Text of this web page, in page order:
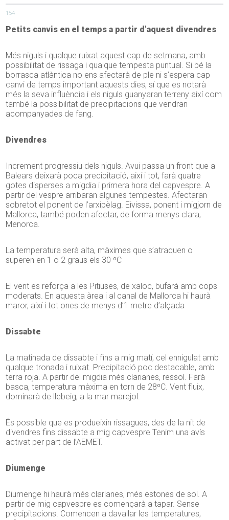
154
Petits canvis en el temps a partir d’aquest divendres
Més niguls i qualque ruixat aquest cap de setmana, amb
possibilitat de rissaga i qualque tempesta puntual. Si bé la
borrasca atlàntica no ens afectarà de ple ni s’espera cap
canvi de temps important aquests dies, sí que es notarà
més la seva influència i els niguls guanyaran terreny així com
també la possibilitat de precipitacions que vendran
acompanyades de fang.
Divendres
Increment progressiu dels niguls. Avui passa un front que a
Balears deixarà poca precipitació, així i tot, farà quatre
gotes disperses a migdia i primera hora del capvespre. A
partir del vespre arribaran algunes tempestes. Afectaran
sobretot el ponent de l’arxipèlag. Eivissa, ponent i migjorn de
Mallorca, també poden afectar, de forma menys clara,
Menorca.
La temperatura serà alta, màximes que s’atraquen o
superen en 1 o 2 graus els 30 ºC
El vent es reforça a les Pitiüses, de xaloc, bufarà amb cops
moderats. En aquesta àrea i al canal de Mallorca hi haurà
maror, així i tot ones de menys d’1 metre d’alçada
Dissabte
La matinada de dissabte i fins a mig matí, cel ennigulat amb
qualque tronada i ruixat. Precipitació poc destacable, amb
terra roja. A partir del migdia més clarianes, ressol. Farà
basca, temperatura màxima en torn de 28ºC. Vent fluix,
dominarà de llebeig, a la mar marejol.
És possible que es produeixin rissagues, des de la nit de
divendres fins dissabte a mig capvespre Tenim una avís
activat per part de l’AEMET.
Diumenge
Diumenge hi haurà més clarianes, més estones de sol. A
partir de mig capvespre es començarà a tapar. Sense
precipitacions. Comencen a davallar les temperatures,